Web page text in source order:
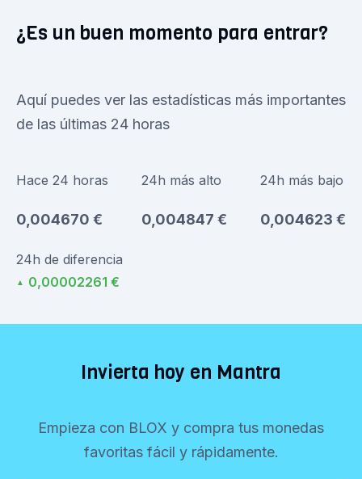
¿Es un buen momento para entrar?
Aquí puedes ver las estadísticas más importantes
de las últimas 24 horas
Hace 24 horas
0,004670 €
24h más alto
0,004847 €
24h más bajo
0,004623 €
24h de diferencia
▲ 0,00002261 €
Invierta hoy en Mantra
Empieza con BLOX y compra tus monedas
favoritas fácil y rápidamente.